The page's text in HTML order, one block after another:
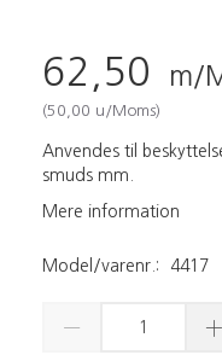
62,50 m/
(50,00 u/Moms)
Anvendes til
smuds mm.
Mere information
Model/varenr.: 4417